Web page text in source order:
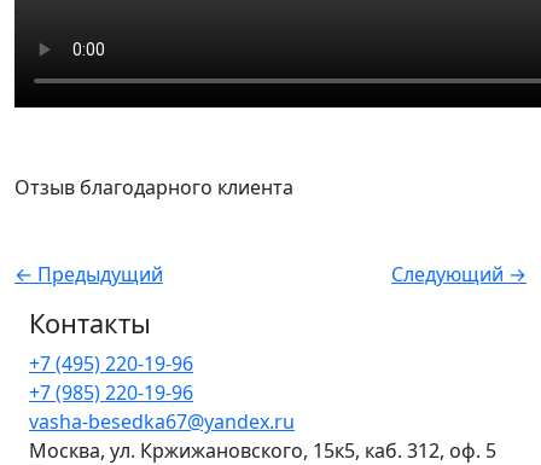
Отзыв благодарного клиента
← Предыдущий Следующий →
Контакты
+7 (495) 220-19-96
+7 (985) 220-19-96
vasha-besedka67@yandex.ru
Москва, ул. Кржижановского, 15к5, каб. 312, оф. 5